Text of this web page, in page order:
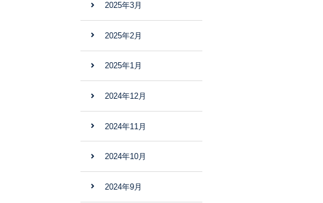
2025年3月
2025年2月
2025年1月
2024年12月
2024年11月
2024年10月
2024年9月